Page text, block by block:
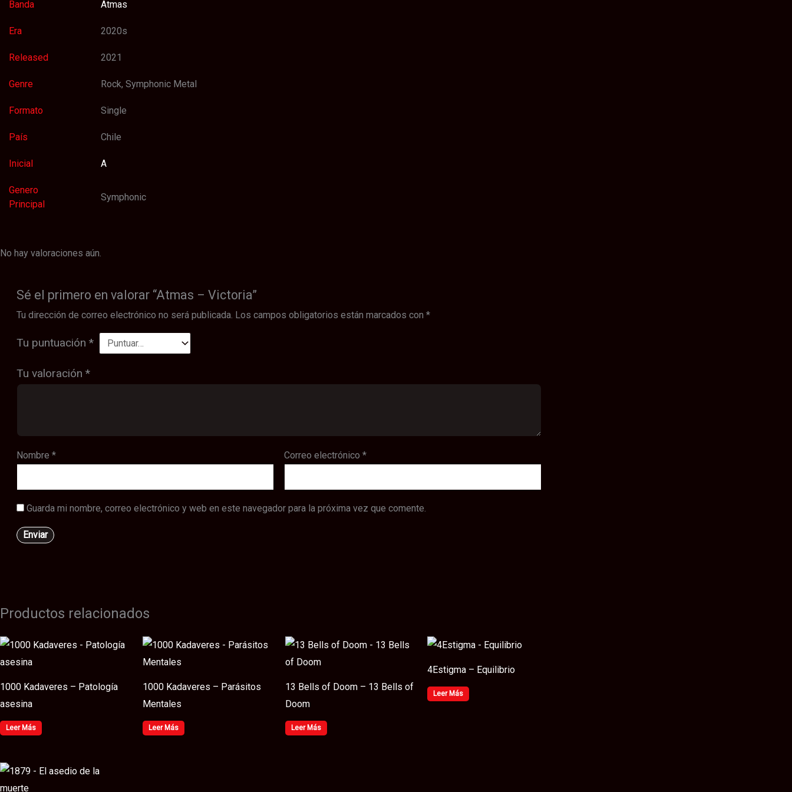
Banda Atmas
Era 2020s
Released 2021
Genre Rock, Symphonic Metal
Formato Single
País Chile
Inicial A
Genero
Principal
Symphonic
No hay valoraciones aún.
Sé el primero en valorar “Atmas – Victoria”
Tu dirección de correo electrónico no será publicada. Los campos obligatorios están marcados con *
Tu puntuación *
Tu valoración *
Nombre * Correo electrónico*
Guarda mi nombre, correo electrónico y web en este navegador para la próxima vez que comente.
Productos relacionados
1000 Kadaveres – Patología
asesina
Leer Más
1000 Kadaveres – Parásitos
Mentales
Leer Más
13 Bells of Doom – 13 Bells of
Doom
Leer Más
4Estigma – Equilibrio
Leer Más